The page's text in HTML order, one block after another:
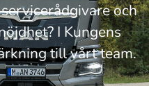
och
I Kungens
till vårt team.